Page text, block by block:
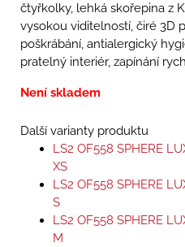
čtyřkolky, lehká skořepina z
vysokou viditelností, čiré 3D
poškrábání, antialergický
pratelný interiér, zapínání
Není skladem
Další varianty produktu
LS2 OF558 SPHERE
XS
LS2 OF558 SPHERE
S
LS2 OF558 SPHERE
M